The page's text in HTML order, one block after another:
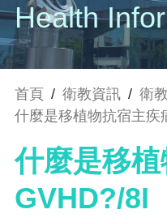
Health
首頁 / 衛教資訊 / 衛
什麼是移植物抗宿主疾
什麼是移
GVHD?/8I